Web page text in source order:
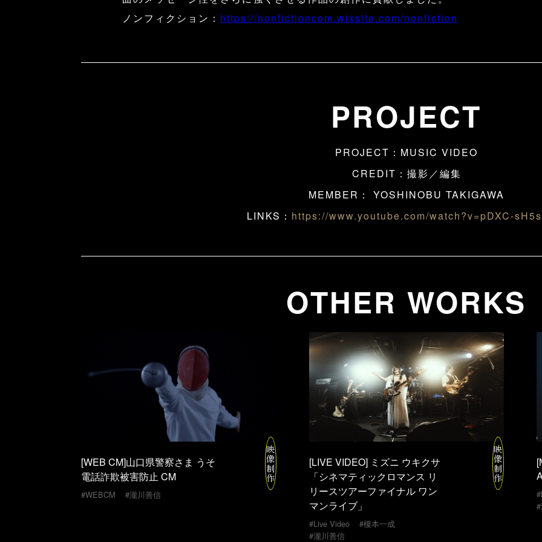
ノンフィクション： https://nonfictioncom.wixsite.com/nonfiction
PROJECT
PROJECT：MUSIC VIDEO
CREDIT：撮影／編集
MEMBER： YOSHINOBU TAKIGAWA
LINKS： https://www.youtube.com/watch?v=pDXC-
OTHER WORKS
[WEB CM]山口県警察さま うそ
電話詐欺被害防止 CM
#WEBCM #瀧川善信
映
像
制
作
[LIVE VIDEO] ミズニ ウキクサ
「シネマティックロマンス リ
リースツアーファイナル ワン
マンライブ」
#Live Video
#榎本一成
#瀧川善信
映
像
制
作